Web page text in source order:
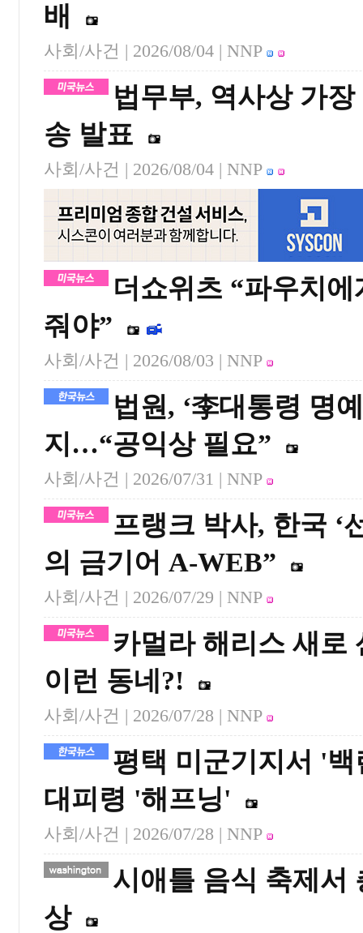
배
사회/사건 | 2026/08/04 | NNP
법무부, 역사상 가
송 발표
사회/사건 | 2026/08/04 | NNP
더쇼위츠 “파우치
줘야”
사회/사건 | 2026/08/03 | NNP
법원, ‘李대통령 명
지…“공익상 필요”
사회/사건 | 2026/07/31 | NNP
프랭크 박사, 한국 ‘
의 금기어 A-WEB”
사회/사건 | 2026/07/29 | NNP
카멀라 해리스 새로
이런 동네?!
사회/사건 | 2026/07/28 | NNP
평택 미군기지서 '
대피령 '해프닝'
사회/사건 | 2026/07/28 | NNP
시애틀 음식 축제서
상